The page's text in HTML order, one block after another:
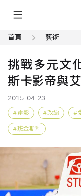
首頁 藝術
挑戰多元文
斯卡影帝與
2015-04-23
電影 改編
班金斯利